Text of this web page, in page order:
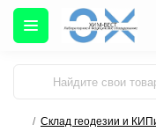
Склад геодезии и